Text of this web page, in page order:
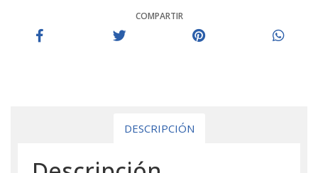
COMPARTIR
DESCRIPCIÓN